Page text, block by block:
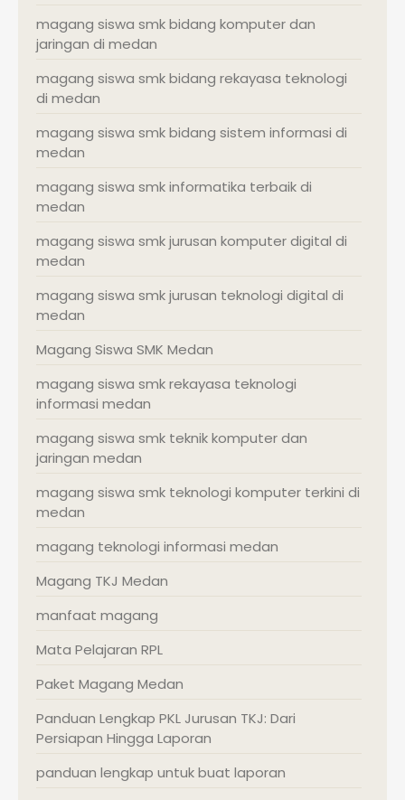
magang siswa smk bidang komputer dan
jaringan di medan
magang siswa smk bidang rekayasa teknologi
di medan
magang siswa smk bidang sistem informasi di
medan
magang siswa smk informatika terbaik di
medan
magang siswa smk jurusan komputer digital di
medan
magang siswa smk jurusan teknologi digital di
medan
Magang Siswa SMK Medan
magang siswa smk rekayasa teknologi
informasi medan
magang siswa smk teknik komputer dan
jaringan medan
magang siswa smk teknologi komputer terkini di
medan
magang teknologi informasi medan
Magang TKJ Medan
manfaat magang
Mata Pelajaran RPL
Paket Magang Medan
Panduan Lengkap PKL Jurusan TKJ: Dari
Persiapan Hingga Laporan
panduan lengkap untuk buat laporan